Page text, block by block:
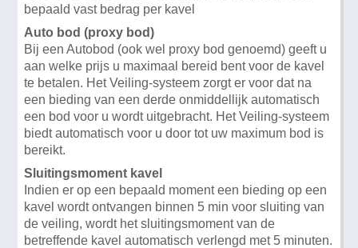
bepaald vast bedrag per kavel
Auto bod (proxy bod)
Bij een Autobod (ook wel proxy bod genoemd) geeft u
aan welke prijs u maximaal bereid bent voor de kavel
te betalen. Het Veiling-systeem zorgt er voor dat na
een bieding van een derde onmiddellijk automatisch
een bod voor u wordt uitgebracht. Het Veiling-systeem
biedt automatisch voor u door tot uw maximum bod is
bereikt.
Sluitingsmoment kavel
Indien er op een bepaald moment een bieding op een
kavel wordt ontvangen binnen 5 min voor sluiting van
de veiling, wordt het sluitingsmoment van de
betreffende kavel automatisch verlengd met 5 minuten.